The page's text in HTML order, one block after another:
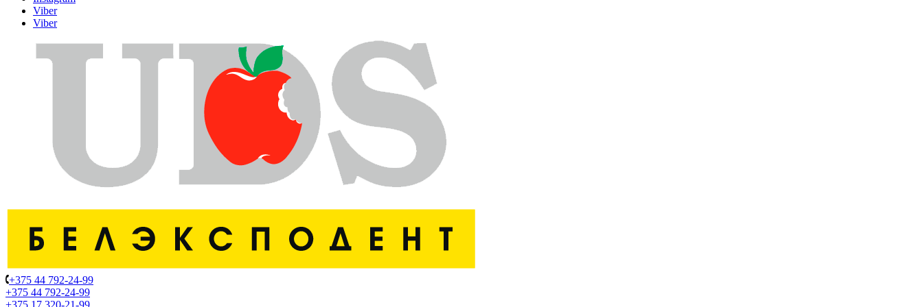
Viber
Viber
+375 44 792-24-99
+375 44 792-24-99
+375 17 320-21-99